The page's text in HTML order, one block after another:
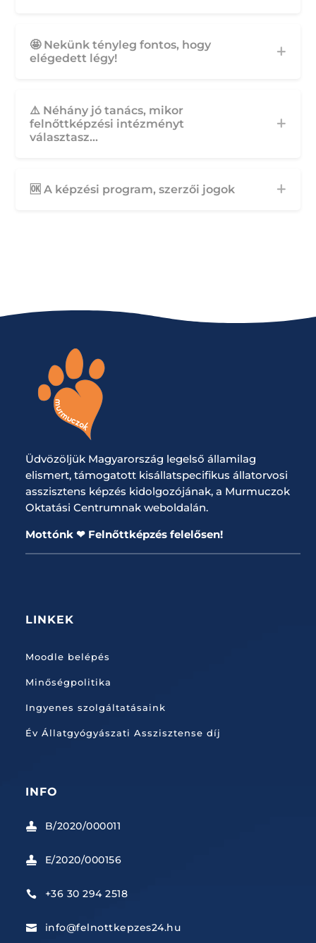
🤩 Nekünk tényleg fontos, hogy
elégedett légy!
⚠️ Néhány jó tanács, mikor
felnőttképzési intézményt
választasz...
🆗 A képzési program, szerzői jogok
Üdvözöljük Magyarország legelső államilag
elismert, támogatott kisállatspecifikus állatorvosi
asszisztens képzés kidolgozójának, a Murmuczok
Oktatási Centrumnak weboldalán.
Mottónk ❤ Felnőttképzés felelősen!
LINKEK
Moodle belépés
Minőségpolitika
Ingyenes szolgáltatásaink
Év Állatgyógyászati Asszisztense díj
INFO
 B/2020/000011
 E/2020/000156
 +36 30 294 2518
 info@felnottkepzes24.hu